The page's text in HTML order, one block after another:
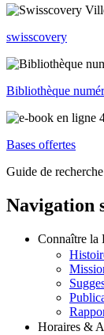
swisscovery
Bibliothèque
Bases offertes
Guide de recherche
Navigation
Connaître la
Horaires &